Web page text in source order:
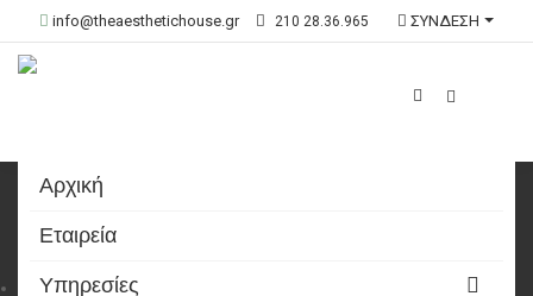
info@theaesthetichouse.gr 210 28.36.965 ΣΥΝΔΕΣΗ
Αρχική
Εταιρεία
Υπηρεσίες
Προϊόντα
Αρχική